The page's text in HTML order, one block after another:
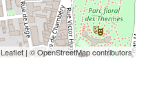
Leaflet| © OpenStreetMap contributors